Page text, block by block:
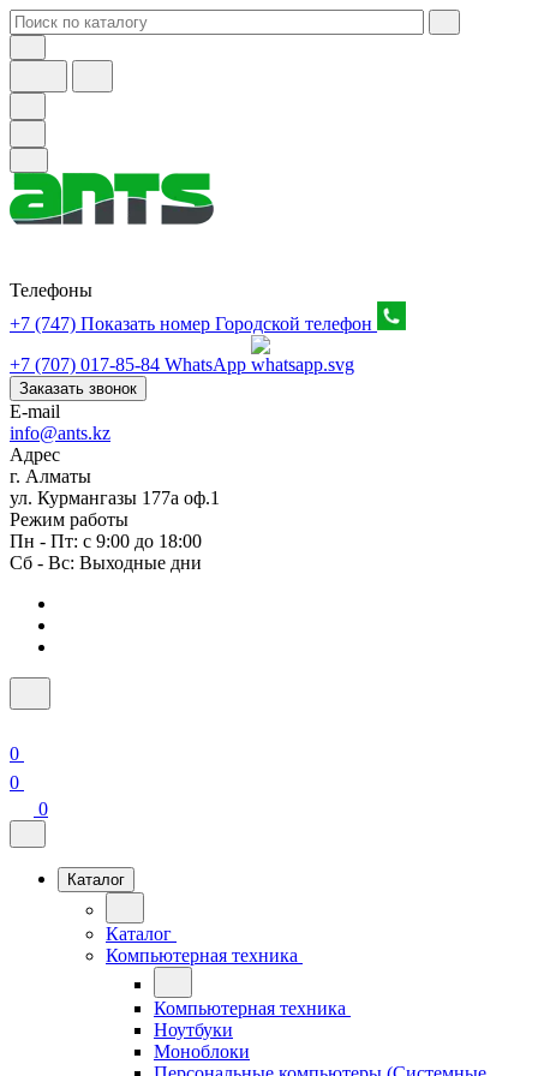
Телефоны
+7 (747) Показать номер Городской телефон
+7 (707) 017-85-84 WhatsApp
Заказать звонок
E-mail
info@ants.kz
Адрес
г. Алматы
ул. Курмангазы 177а оф.1
Режим работы
Пн - Пт: с 9:00 до 18:00
Сб - Вс: Выходные дни
0
0
0
Каталог
Каталог
Компьютерная техника
Компьютерная техника
Ноутбуки
Моноблоки